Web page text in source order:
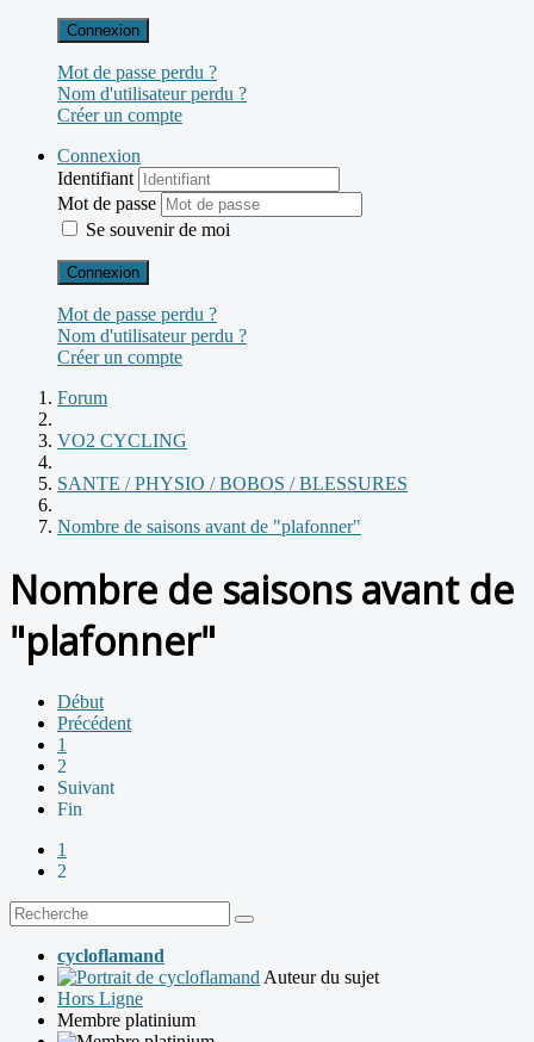
Connexion
Mot de passe perdu ?
Nom d'utilisateur perdu ?
Créer un compte
Connexion
Identifiant
Mot de passe
Se souvenir de moi
Connexion
Mot de passe perdu ?
Nom d'utilisateur perdu ?
Créer un compte
Forum
VO2 CYCLING
SANTE / PHYSIO / BOBOS / BLESSURES
Nombre de saisons avant de "plafonner"
Nombre de saisons avant de
"plafonner"
Début
Précédent
1
2
Suivant
Fin
1
2
cycloflamand
Auteur du sujet
Hors Ligne
Membre platinium